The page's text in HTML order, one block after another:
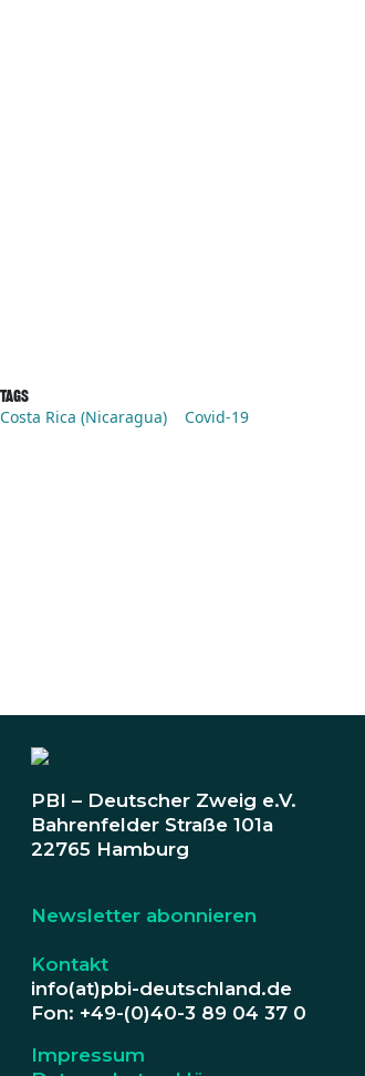
Tags
Costa Rica (Nicaragua)
Covid-19
PBI – Deutscher Zweig e.V.
Bahrenfelder Straße 101a
22765 Hamburg
Newsletter abonnieren
Kontakt
info(at)pbi-deutschland.de
Fon: +49-(0)40-3 89 04 37 0
Impressum